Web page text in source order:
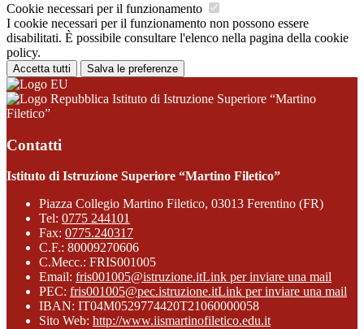
Cookie necessari per il funzionamento
I cookie necessari per il funzionamento non possono essere
disabilitati. È possibile consultare l'elenco nella pagina della cookie
policy.
Accetta tutti Salva le preferenze
Istituto di Istruzione Superiore “Martino
Filetico”
Contatti
Istituto di Istruzione Superiore “Martino Filetico”
Piazza Collegio Martino Filetico, 03013 Ferentino (FR)
Tel: 0775 244101
Fax: 0775.240317
C.F.: 80009270606
C.Mecc.: FRIS001005
Email: fris001005@istruzione.itLink per inviare una mail
PEC: fris001005@pec.istruzione.itLink per inviare una mail
IBAN: IT04M0529774420T21060000058
Sito Web: http://www.iismartinofiletico.edu.it